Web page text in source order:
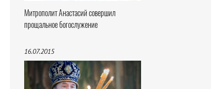
Митрополит Анастасий совершил
прощальное богослужение
16.07.2015